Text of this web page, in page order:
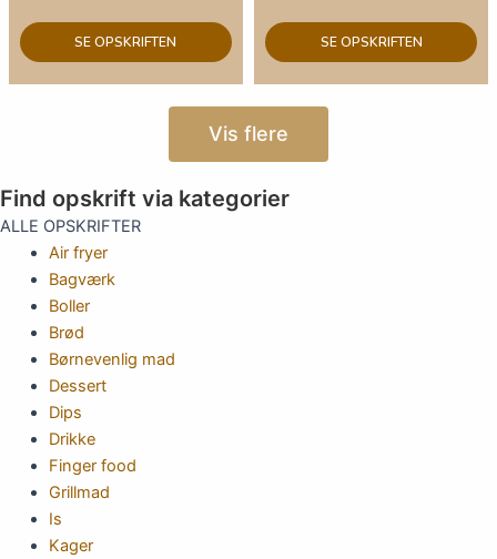
SE OPSKRIFTEN SE OPSKRIFTEN
Vis flere
Find opskrift via kategorier
ALLE OPSKRIFTER
Air fryer
Bagværk
Boller
Brød
Børnevenlig mad
Dessert
Dips
Drikke
Finger food
Grillmad
Is
Kager